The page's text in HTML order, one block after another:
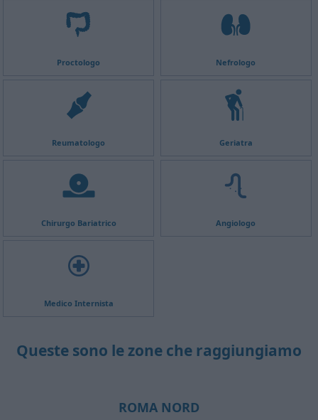
Proctologo Nefrologo
Reumatologo Geriatra
Chirurgo Bariatrico Angiologo
Medico Internista
Queste sono le zone che raggiungiamo
ROMA NORD